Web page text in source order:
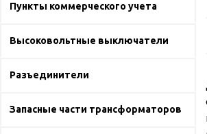
Пункты коммерческого учета
Высоковольтные выключатели
Разъединители
Запасные части трансформаторов